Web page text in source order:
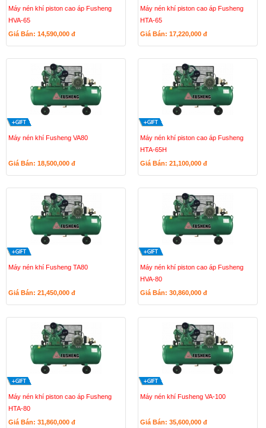
Máy nén khí piston cao áp Fusheng
HVA-65
Giá Bán: 14,590,000 đ
Máy nén khí piston cao áp Fusheng
HTA-65
Giá Bán: 17,220,000 đ
Máy nén khí Fusheng VA80
Giá Bán: 18,500,000 đ
Máy nén khí piston cao áp Fusheng
HTA-65H
Giá Bán: 21,100,000 đ
Máy nén khí Fusheng TA80
Giá Bán: 21,450,000 đ
Máy nén khí piston cao áp Fusheng
HVA-80
Giá Bán: 30,860,000 đ
Máy nén khí piston cao áp Fusheng
HTA-80
Giá Bán: 31,860,000 đ
Máy nén khí Fusheng VA-100
Giá Bán: 35,600,000 đ